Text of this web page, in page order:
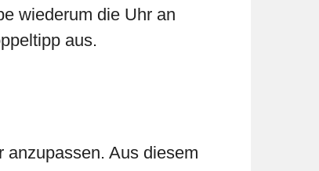
wiederum die Uhr an
aus.
anzupassen. Aus diesem